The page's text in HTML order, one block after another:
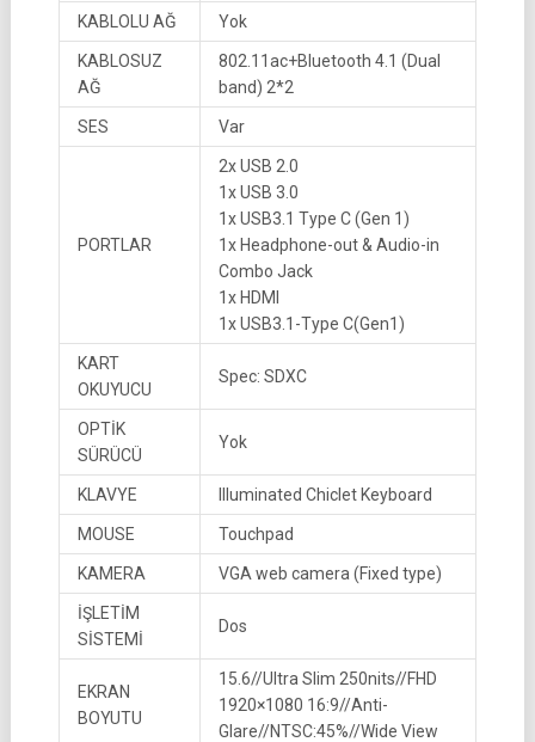
KABLOLU AĞ Yok
KABLOSUZ
AĞ
802.11ac+Bluetooth 4.1 (Dual
band) 2*2
SES Var
PORTLAR
2x USB 2.0
1x USB 3.0
1x USB3.1 Type C (Gen 1)
1x Headphone-out & Audio-in
Combo Jack
1x HDMI
1x USB3.1-Type C(Gen1)
KART
OKUYUCU
Spec: SDXC
OPTİK
SÜRÜCÜ
Yok
KLAVYE Illuminated Chiclet Keyboard
MOUSE Touchpad
KAMERA VGA web camera (Fixed type)
İŞLETİM
SİSTEMİ
Dos
EKRAN
BOYUTU
15.6//Ultra Slim 250nits//FHD
1920×1080 16:9//Anti-
Glare//NTSC:45%//Wide View